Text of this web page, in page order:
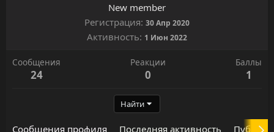
New member
Регистрация 30 Апр 2020
Активность 1 Июн 2022
Сообщения
24
Реакции
0
Баллы
1
Найти
Сообщения профиля Последняя активность